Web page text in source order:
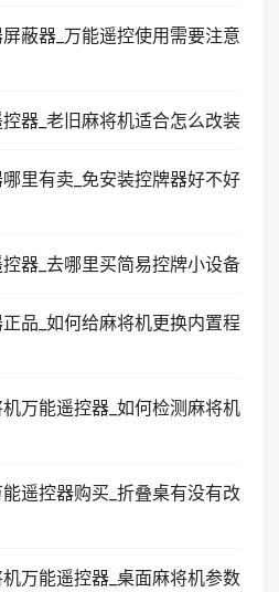
蔽器_万能遥控使用需要注意
器_老旧麻将机适合怎么改装
里有卖_免安装控牌器好不好
器_去哪里买简易控牌小设备
品_如何给麻将机更换内置程
万能遥控器_如何检测麻将机
遥控器购买_折叠桌有没有改
万能遥控器_桌面麻将机参数